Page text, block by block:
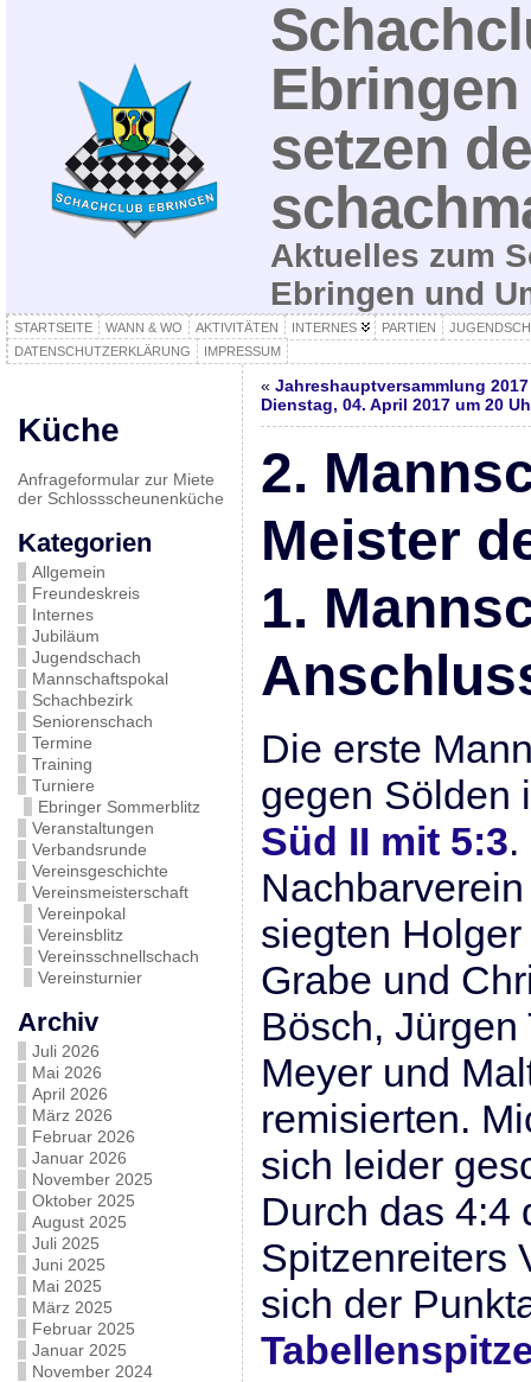
setzen
Aktuelles zum
Ebringen und
STARTSEITE WANN & WO AKTIVITÄTEN INTERNES PARTIEN
DATENSCHUTZERKLÄRUNG
IMPRESSUM
Küche
Anfrageformular zur Miete
der Schlossscheunenküche
Kategorien
Allgemein
Freundeskreis
Internes
Jubiläum
Jugendschach
Mannschaftspokal
Schachbezirk
Seniorenschach
Termine
Training
Turniere
Ebringer Sommerblitz
Veranstaltungen
Verbandsrunde
Vereinsgeschichte
Vereinsmeisterschaft
Vereinpokal
Vereinsblitz
Vereinsschnellschach
Vereinsturnier
Archiv
Juli 2026
Mai 2026
April 2026
März 2026
Februar 2026
Januar 2026
November 2025
Oktober 2025
August 2025
Juli 2025
Juni 2025
Mai 2025
März 2025
Februar 2025
Januar 2025
November 2024
« Jahreshauptversammlung 2017
Dienstag, 04. April 2017 um 20
2.
Meister
1.
Die erste
gegen Sölden
Süd II mit 5:3
siegten
Grabe und
Bösch,
Meyer und
remisierten.
sich leider
Durch das 4:4
Spitzenreiters
sich der